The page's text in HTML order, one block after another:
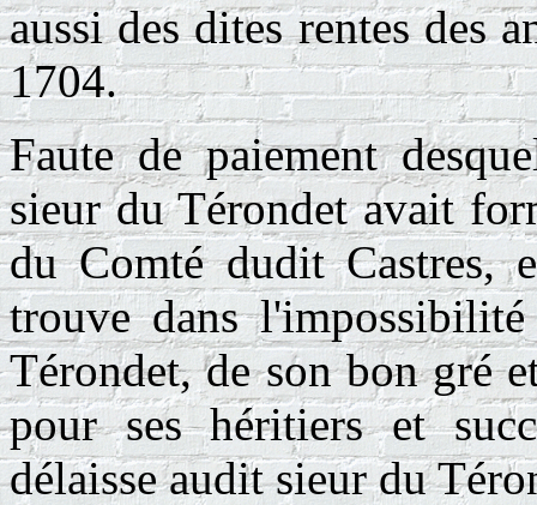
aussi des dites rentes des
1704.
Faute de paiement
sieur du Térondet avait
du Comté dudit Castres,
trouve dans
Térondet, de son bon gré
pour ses héritiers et
délaisse audit sieur du